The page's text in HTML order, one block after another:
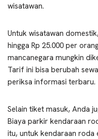
wisatawan.
Untuk wisatawan
hingga Rp 25.000 per
mancanegara mungkin
Tarif ini bisa berubah
periksa informasi terbaru.
Selain tiket masuk, Anda
Biaya parkir kendaraan
itu, untuk kendaraan roda